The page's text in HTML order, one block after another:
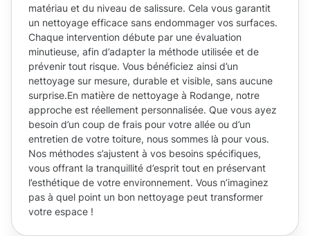
matériau et du niveau de salissure. Cela vous garantit
un nettoyage efficace sans endommager vos surfaces.
Chaque intervention débute par une évaluation
minutieuse, afin d’adapter la méthode utilisée et de
prévenir tout risque. Vous bénéficiez ainsi d’un
nettoyage sur mesure, durable et visible, sans aucune
surprise.En matière de nettoyage à Rodange, notre
approche est réellement personnalisée. Que vous ayez
besoin d’un coup de frais pour votre allée ou d’un
entretien de votre toiture, nous sommes là pour vous.
Nos méthodes s’ajustent à vos besoins spécifiques,
vous offrant la tranquillité d’esprit tout en préservant
l’esthétique de votre environnement. Vous n’imaginez
pas à quel point un bon nettoyage peut transformer
votre espace !